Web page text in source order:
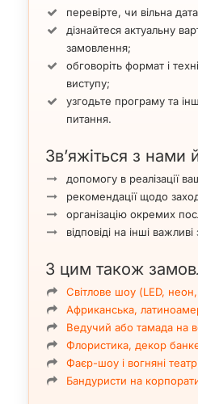
перевірте, чи вільна
дізнайтеся актуальну
замовлення;
обговоріть формат і
виступу;
узгодьте програму та
питання.
Зв’яжіться з нами
допомогу в реалізації
рекомендації щодо
організацію окремих
відповіді на інші
З цим також
Світлове шоу (LED,
Африканська,
Ведучий або тамада на
Флористика, декор
Фаєр-шоу і вогняні
Бандуристи на